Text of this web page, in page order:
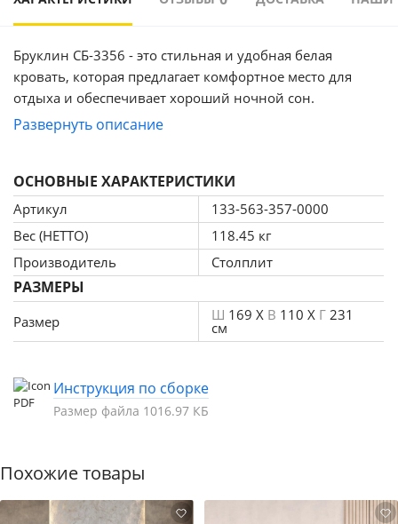
Бруклин СБ-3356 - это стильная и удобная белая
кровать, которая предлагает комфортное место для
отдыха и обеспечивает хороший ночной сон.
В комплект кровати входит основание и два выкатных
комфортного сна.
Дополнительно рекомендуется приобрести матрас
размером 1600 х 2000 мм. Выбор подходящего матраса
важен для вашего комфорта и поддержки
позвоночника, поэтому обратите внимание на
характеристики матраса при его выборе.
Развернуть описание
ОСНОВНЫЕ ХАРАКТЕРИСТИКИ
Артикул
133-563-357-0000
Вес (НЕТТО)
118.45 кг
Производитель
Столплит
РАЗМЕРЫ
Размер Ш 169 X В 110 X Г 231
см
Инструкция по сборке
Размер файла 1016.97 КБ
Похожие товары